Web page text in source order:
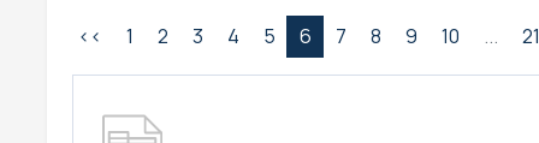
<< 1 2 3 4 5 6 7 8 9 10 ... 21